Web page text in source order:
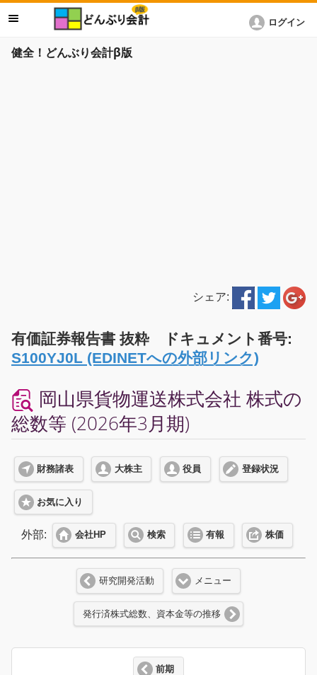
健全！どんぶり会計β版
ログイン
シェア:
有価証券報告書 抜粋 ドキュメント番号:
S100YJ0L (EDINETへの外部リンク)
岡山県貨物運送株式会社 株式の
総数等 (2026年3月期)
財務諸表 大株主 役員 登録状況
お気に入り
外部: 会社HP 検索 有報 株価
研究開発活動 メニュー
発行済株式総数、資本金等の推移
前期